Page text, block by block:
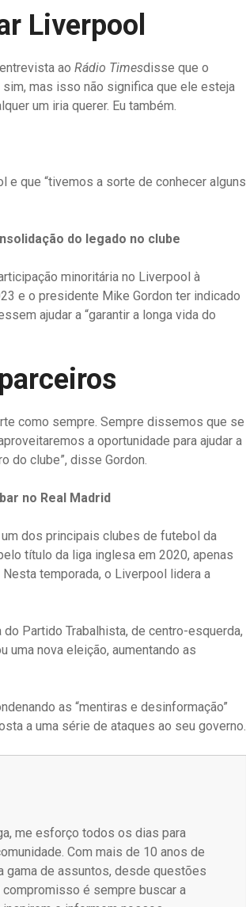
Liverpool
ao Rádio Timesdisse que o
mas isso não significa que ele esteja
um iria querer. Eu também.
e que “tivemos a sorte de conhecer alguns
do legado no clube
minoritária no Liverpool à
e o presidente Mike Gordon ter indicado
ajudar a “garantir a longa vida do
como sempre. Sempre dissemos que se
a oportunidade para ajudar a
do clube”, disse Gordon.
no Real Madrid
dos principais clubes de futebol da
título da liga inglesa em 2020, apenas
temporada, o Liverpool lidera a
Partido Trabalhista, de centro-esquerda,
uma nova eleição, aumentando as
as “mentiras e desinformação”
a uma série de ataques ao seu governo.
me esforço todos os dias para
Com mais de 10 anos de
gama de assuntos, desde questões
é sempre buscar a